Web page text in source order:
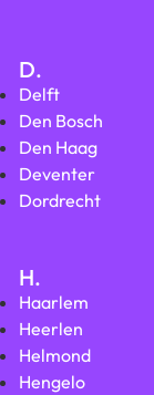
D.
Delft
Den Bosch
Den Haag
Deventer
Dordrecht
H.
Haarlem
Heerlen
Helmond
Hengelo